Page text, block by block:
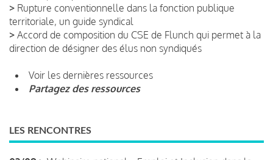
> Rupture conventionnelle dans la fonction publique
territoriale, un guide syndical
> Accord de composition du CSE de Flunch qui permet à la
direction de désigner des élus non syndiqués
Voir les dernières ressources
Partagez des ressources
LES RENCONTRES